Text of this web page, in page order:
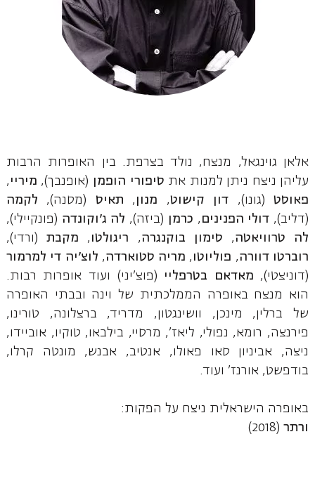
אלאן גוינגאל, מנצח, נולד בצרפת. בין האופרות הרבות
עליהן ניצח ניתן למנות את סיפורי הופמן (אופנבך), מיריי ,
פאוסט(גונו), דון קישוט, מנון , תאיס (מסנה), לקמה
(דליב), דולי הפנינים , כרמן (ביזה), לה ג'וקונדה (פונקיילי),
לה טרוויאטה, סימון בוקנגרה, ריגולטו , מקבת(ורדי),
רוברטו דוורה, פוליוטו , מריה סטוארדה, לוצ'יה די למרמור
(דוניצטי), מאדאם בטרפליי
(פוצ'יני) ועוד אופרות רבות.
הוא מנצח באופרה הממלכתית של וינה ובבתי האופרה
של ברלין, מינכן, וושינגטון, מדריד, ברצלונה, טורינו,
פירנצה, רומא, נפולי, ליאז', מרסיי, בילבאו, טוקיו, אוביידו,
ניצה, אביניון סאו פאולו, אנטיב, אבנש, מונטה קרלו,
בודפשט, אורנז' ועוד.
באופרה הישראלית ניצח על הפקות:
ורתר (2018)